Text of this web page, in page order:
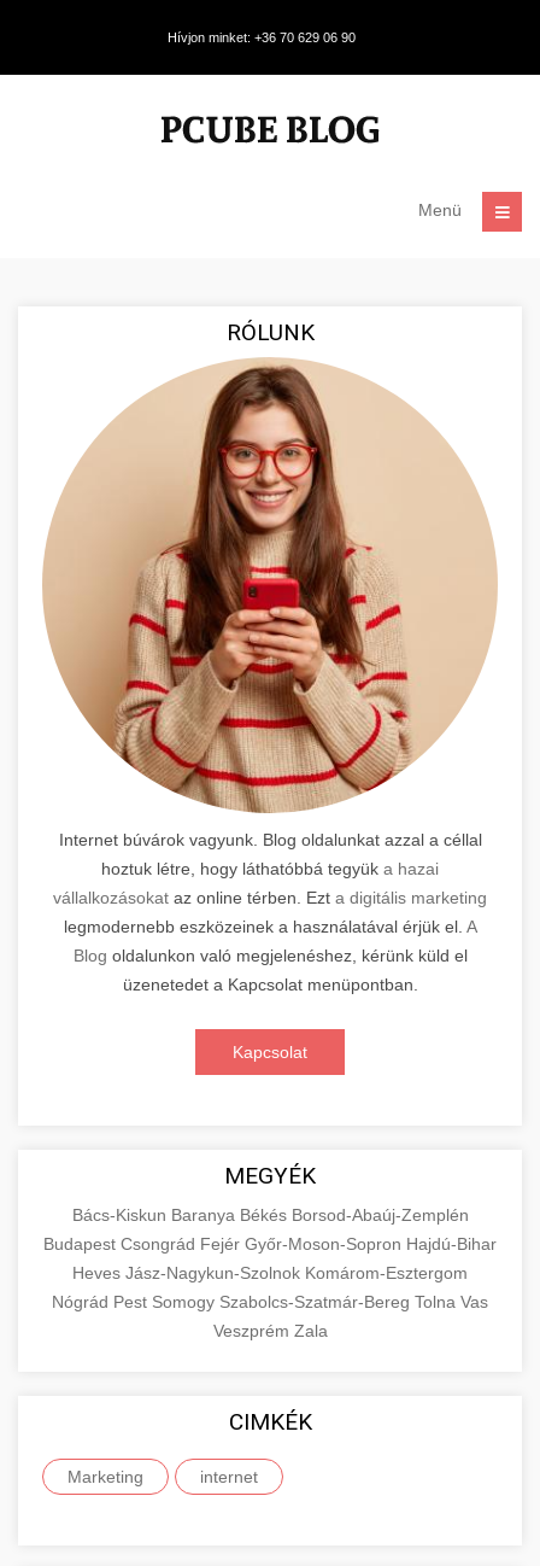
Hívjon minket: +36 70 629 06 90
Menü
RÓLUNK
Internet búvárok vagyunk. Blog oldalunkat azzal a céllal
hoztuk létre, hogy láthatóbbá tegyük a hazai
vállalkozásokat az online térben. Ezt a digitális marketing
legmodernebb eszközeinek a használatával érjük el. A
Blog oldalunkon való megjelenéshez, kérünk küld el
üzenetedet a Kapcsolat menüpontban.
Kapcsolat
MEGYÉK
Bács-Kiskun Baranya Békés Borsod-Abaúj-Zemplén
Budapest Csongrád Fejér Győr-Moson-Sopron Hajdú-Bihar
Heves Jász-Nagykun-Szolnok Komárom-Esztergom
Nógrád Pest Somogy Szabolcs-Szatmár-Bereg Tolna Vas
Veszprém Zala
CIMKÉK
Marketing internet